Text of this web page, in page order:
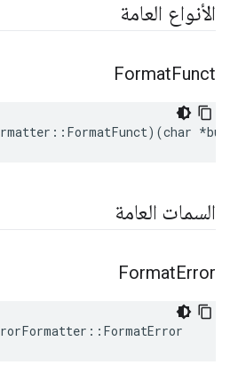
الأنواع العامة
FormatFunct
السمات العامة
FormatError